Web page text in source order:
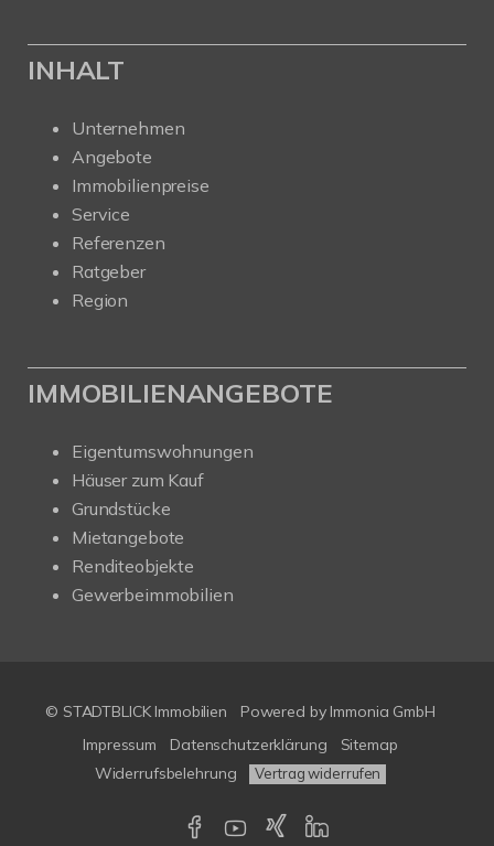
INHALT
Unternehmen
Angebote
Immobilienpreise
Service
Referenzen
Ratgeber
Region
IMMOBILIENANGEBOTE
Eigentumswohnungen
Häuser zum Kauf
Grundstücke
Mietangebote
Renditeobjekte
Gewerbeimmobilien
© STADTBLICK Immobilien Powered by Immonia GmbH
Impressum
Datenschutzerklärung
Sitemap
Widerrufsbelehrung
Vertrag widerrufen